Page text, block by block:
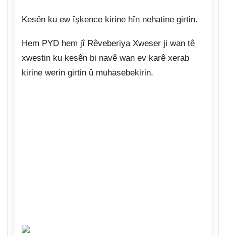
Kesên ku ew îşkence kirine hîn nehatine girtin.
Hem PYD hem jî Rêveberiya Xweser ji wan tê
xwestin ku kesên bi navê wan ev karê xerab
kirine werin girtin û muhasebekirin.